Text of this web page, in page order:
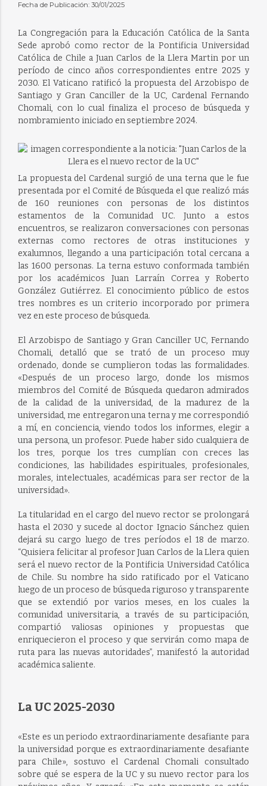
Fecha de Publicación: 30/01/2025
La Congregación para la Educación Católica de la Santa
Sede aprobó como rector de la Pontificia Universidad
Católica de Chile a Juan Carlos de la Llera Martin por un
período de cinco años correspondientes entre 2025 y
2030. El Vaticano ratificó la propuesta del Arzobispo de
Santiago y Gran Canciller de la UC, Cardenal Fernando
Chomali, con lo cual finaliza el proceso de búsqueda y
nombramiento iniciado en septiembre 2024.
La propuesta del Cardenal surgió de una terna que le fue
presentada por el Comité de Búsqueda el que realizó más
de 160 reuniones con personas de los distintos
estamentos de la Comunidad UC. Junto a estos
encuentros, se realizaron conversaciones con personas
externas como rectores de otras instituciones y
exalumnos, llegando a una participación total cercana a
las 1600 personas. La terna estuvo conformada también
por los académicos Juan Larraín Correa y Roberto
González Gutiérrez. El conocimiento público de estos
tres nombres es un criterio incorporado por primera
vez en este proceso de búsqueda.
El Arzobispo de Santiago y Gran Canciller UC, Fernando
Chomali, detalló que se trató de un proceso muy
ordenado, donde se cumplieron todas las formalidades.
«Después de un proceso largo, donde los mismos
miembros del Comité de Búsqueda quedaron admirados
de la calidad de la universidad, de la madurez de la
universidad, me entregaron una terna y me correspondió
a mí, en conciencia, viendo todos los informes, elegir a
una persona, un profesor. Puede haber sido cualquiera de
los tres, porque los tres cumplían con creces las
condiciones, las habilidades espirituales, profesionales,
morales, intelectuales, académicas para ser rector de la
universidad».
La titularidad en el cargo del nuevo rector se prolongará
hasta el 2030 y sucede al doctor Ignacio Sánchez quien
dejará su cargo luego de tres períodos el 18 de marzo.
“Quisiera felicitar al profesor Juan Carlos de la Llera quien
será el nuevo rector de la Pontificia Universidad Católica
de Chile. Su nombre ha sido ratificado por el Vaticano
luego de un proceso de búsqueda riguroso y transparente
que se extendió por varios meses, en los cuales la
comunidad universitaria, a través de su participación,
compartió valiosas opiniones y propuestas que
enriquecieron el proceso y que servirán como mapa de
ruta para las nuevas autoridades”, manifestó la autoridad
académica saliente.
La UC 2025-2030
«Este es un periodo extraordinariamente desafiante para
la universidad porque es extraordinariamente desafiante
para Chile», sostuvo el Cardenal Chomali consultado
sobre qué se espera de la UC y su nuevo rector para los